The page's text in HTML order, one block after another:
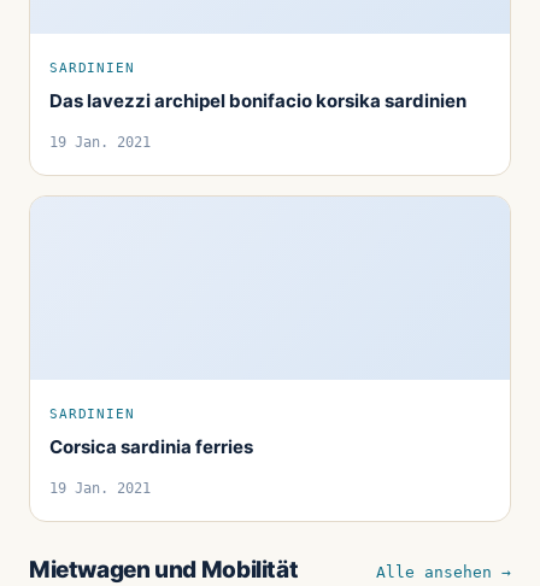
SARDINIEN
Das lavezzi archipel bonifacio korsika sardinien
19 Jan. 2021
SARDINIEN
Corsica sardinia ferries
19 Jan. 2021
Mietwagen und Mobilität Alle ansehen →